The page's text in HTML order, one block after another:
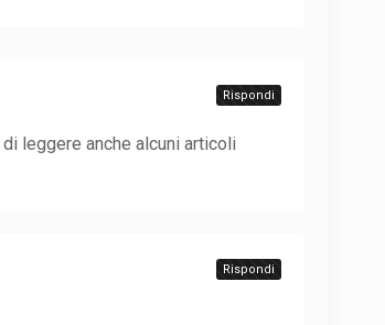
leggere anche alcuni articoli
Rispondi
Rispondi